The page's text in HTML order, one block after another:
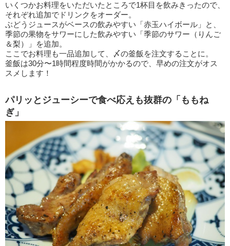
いくつかお料理をいただいたところで1杯目を飲みきったので、
それぞれ追加でドリンクをオーダー。
ぶどうジュースがベースの飲みやすい「赤玉ハイボール」と、
季節の果物をサワーにした飲みやすい「季節のサワー（りんご
＆梨）」を追加。
ここでお料理も一品追加して、〆の釜飯を注文することに。
釜飯は30分〜1時間程度時間がかかるので、早めの注文がオス
スメします！
パリッとジューシーで食べ応えも抜群の「ももね
ぎ」